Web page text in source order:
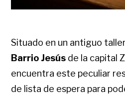
Situado en un antiguo
Barrio Jesús de la capital
encuentra este peculiar
de lista de espera para